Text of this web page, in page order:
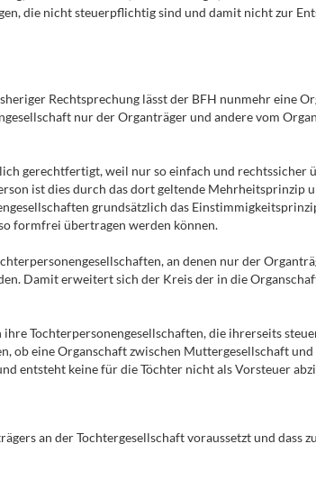
die nicht steuerpflichtig sind und damit nicht zur
Rechtsprechung lässt der BFH nunmehr eine
nur der Organträger und andere vom
gerechtfertigt, weil nur so einfach und rechtssicher
ist dies durch das dort geltende Mehrheitsprinzip
grundsätzlich das
formfrei übertragen werden können.
an denen nur der
Damit erweitert sich der Kreis der in die
Tochterpersonengesellschaften, die ihrerseits
ob eine Organschaft zwischen Muttergesellschaft und
entsteht keine für die Töchter nicht als Vorsteuer
an der Tochtergesellschaft voraussetzt und dass